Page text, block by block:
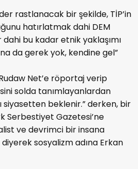
rastlanacak bir şekilde, TİP’in
hatırlatmak dahi DEM
bu kadar etnik yaklaşımı
da gerek yok, kendine gel”
Rudaw Net’e röportaj verip
solda tanımlayanlardan
siyasetten beklenir.” derken, bir
Serbestiyet Gazetesi’ne
ve devrimci bir insana
sosyalizm adına Erkan